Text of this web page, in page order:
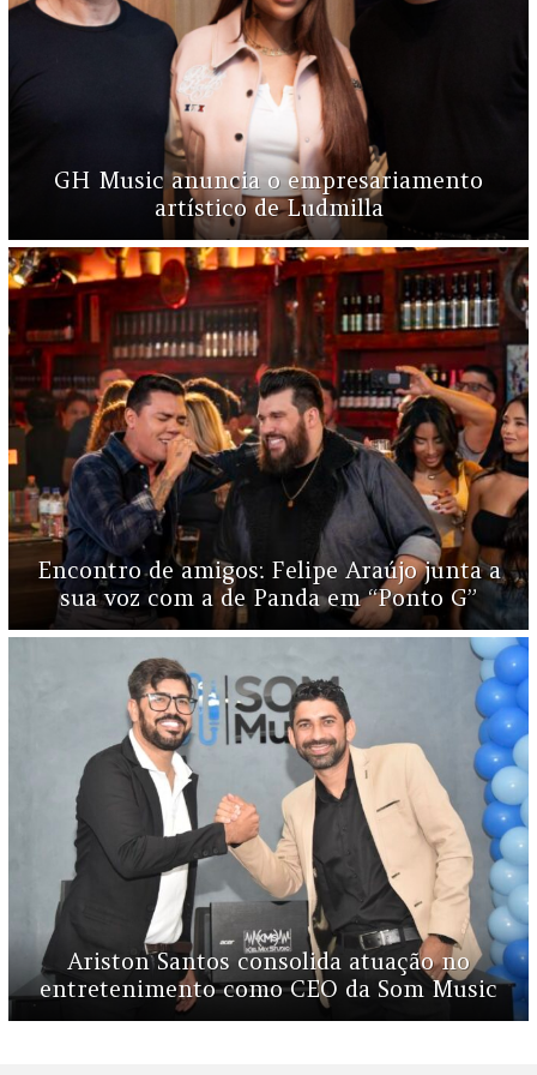
GH Music anuncia o empresariamento
artístico de Ludmilla
Encontro de amigos: Felipe Araújo junta a
sua voz com a de Panda em “Ponto G”
Ariston Santos consolida atuação no
entretenimento como CEO da Som Music